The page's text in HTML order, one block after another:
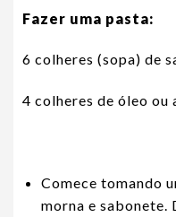
Fazer uma pasta:
6 colheres (sopa) de
4 colheres de óleo ou
Comece tomando
morna e sabonete.